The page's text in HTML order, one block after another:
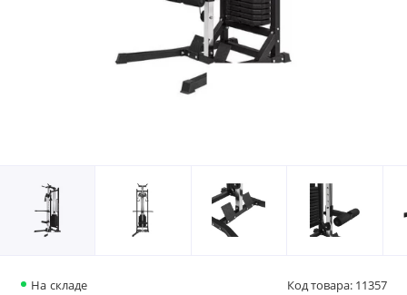
На складе Код товара: 11357